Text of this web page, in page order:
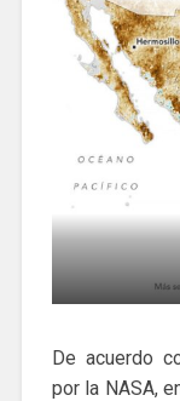
De acuerdo
por la NASA,